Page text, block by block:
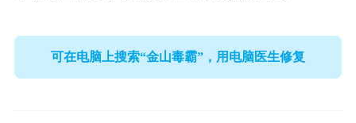
可在电脑上搜索“金山毒霸”，用电脑医生修复